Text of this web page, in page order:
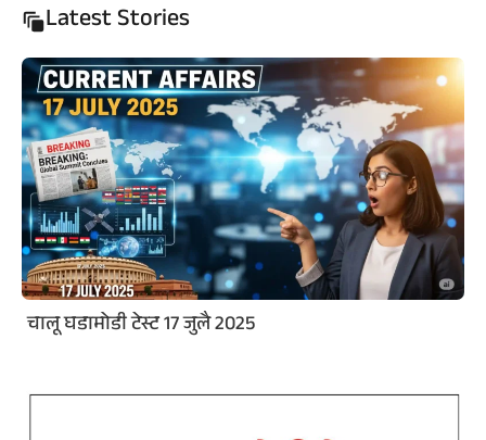
Latest Stories
चालू घडामोडी टेस्ट 17 जुलै 2025